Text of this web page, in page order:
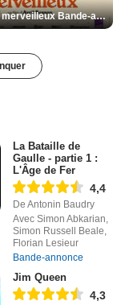
Les Matins merveilleux Bande-annonce VF
La Bataille de
Gaulle - partie 1 :
L'Âge de Fer
4,4
De Antonin Baudry
Avec Simon Abkarian,
Simon Russell Beale,
Florian Lesieur
Bande-annonce
Jim Queen
4,3